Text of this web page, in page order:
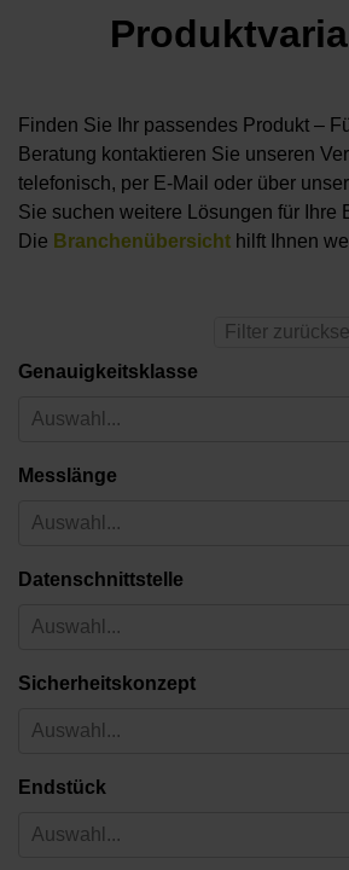
Finden Sie Ihr passendes Produkt –
Beratung kontaktieren Sie unseren
telefonisch, per E-Mail oder über unser
Sie suchen weitere Lösungen für Ihre
Die Branchenübersicht hilft Ihnen
Filter
Genauigkeitsklasse
Auswahl...
Messlänge
Auswahl...
Datenschnittstelle
Auswahl...
Sicherheitskonzept
Auswahl...
Endstück
Auswahl...